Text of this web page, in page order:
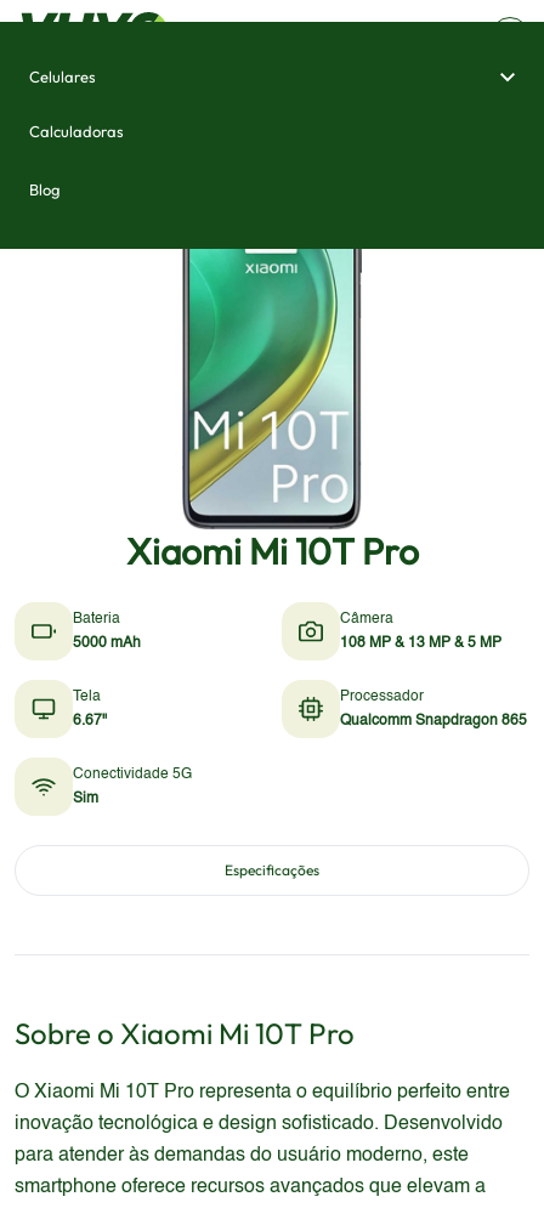
Celulares
Calculadoras
Blog
Xiaomi Mi 10T Pro
Bateria
5000 mAh
Câmera
108 MP & 13 MP & 5 MP
Tela
6.67"
Processador
Qualcomm Snapdragon 865
Conectividade 5G
Sim
Especificações
Sobre o Xiaomi Mi 10T Pro
O Xiaomi Mi 10T Pro representa o equilíbrio perfeito entre
inovação tecnológica e design sofisticado. Desenvolvido
para atender às demandas do usuário moderno, este
smartphone oferece recursos avançados que elevam a